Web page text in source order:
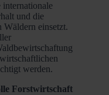
und die
einsetzt.
werden.
Forstwirtschaft